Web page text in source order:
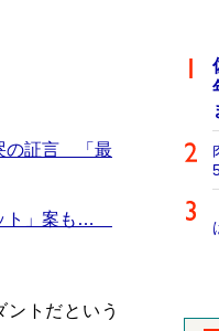
の証言 「最
ト」案も…
トだという